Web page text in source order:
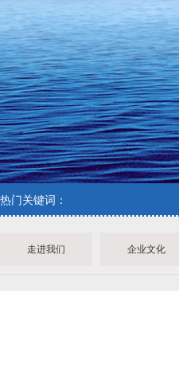
热门关键词：
走进我们 企业文化